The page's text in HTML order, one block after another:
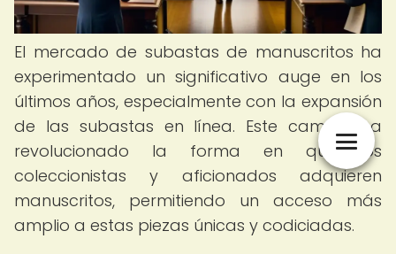
El mercado de subastas de manuscritos ha
experimentado un significativo auge en los
últimos años, especialmente con la expansión
de las subastas en línea. Este cambio ha
revolucionado la forma en que los
coleccionistas y aficionados adquieren
manuscritos, permitiendo un acceso más
amplio a estas piezas únicas y codiciadas.